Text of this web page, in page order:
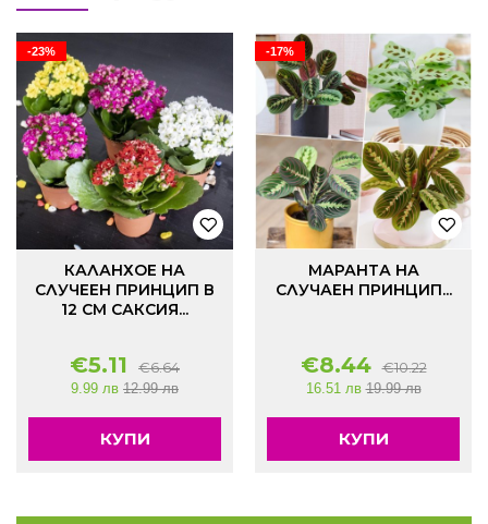
-23%
КАЛАНХОЕ НА
СЛУЧЕЕН ПРИНЦИП В
12 СМ САКСИЯ...
€5.11 €6.64
9.99 лв 12.99 лв
КУПИ
-17%
МАРАНТА НА
СЛУЧАЕН ПРИНЦИП...
€8.44 €10.22
16.51 лв 19.99 лв
КУПИ